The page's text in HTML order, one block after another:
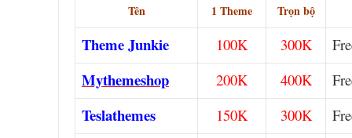
Tên 1 Theme Trọn bộ
Theme Junkie 100K 300K
Mythemeshop 200K 400K
Teslathemes 150K 300K